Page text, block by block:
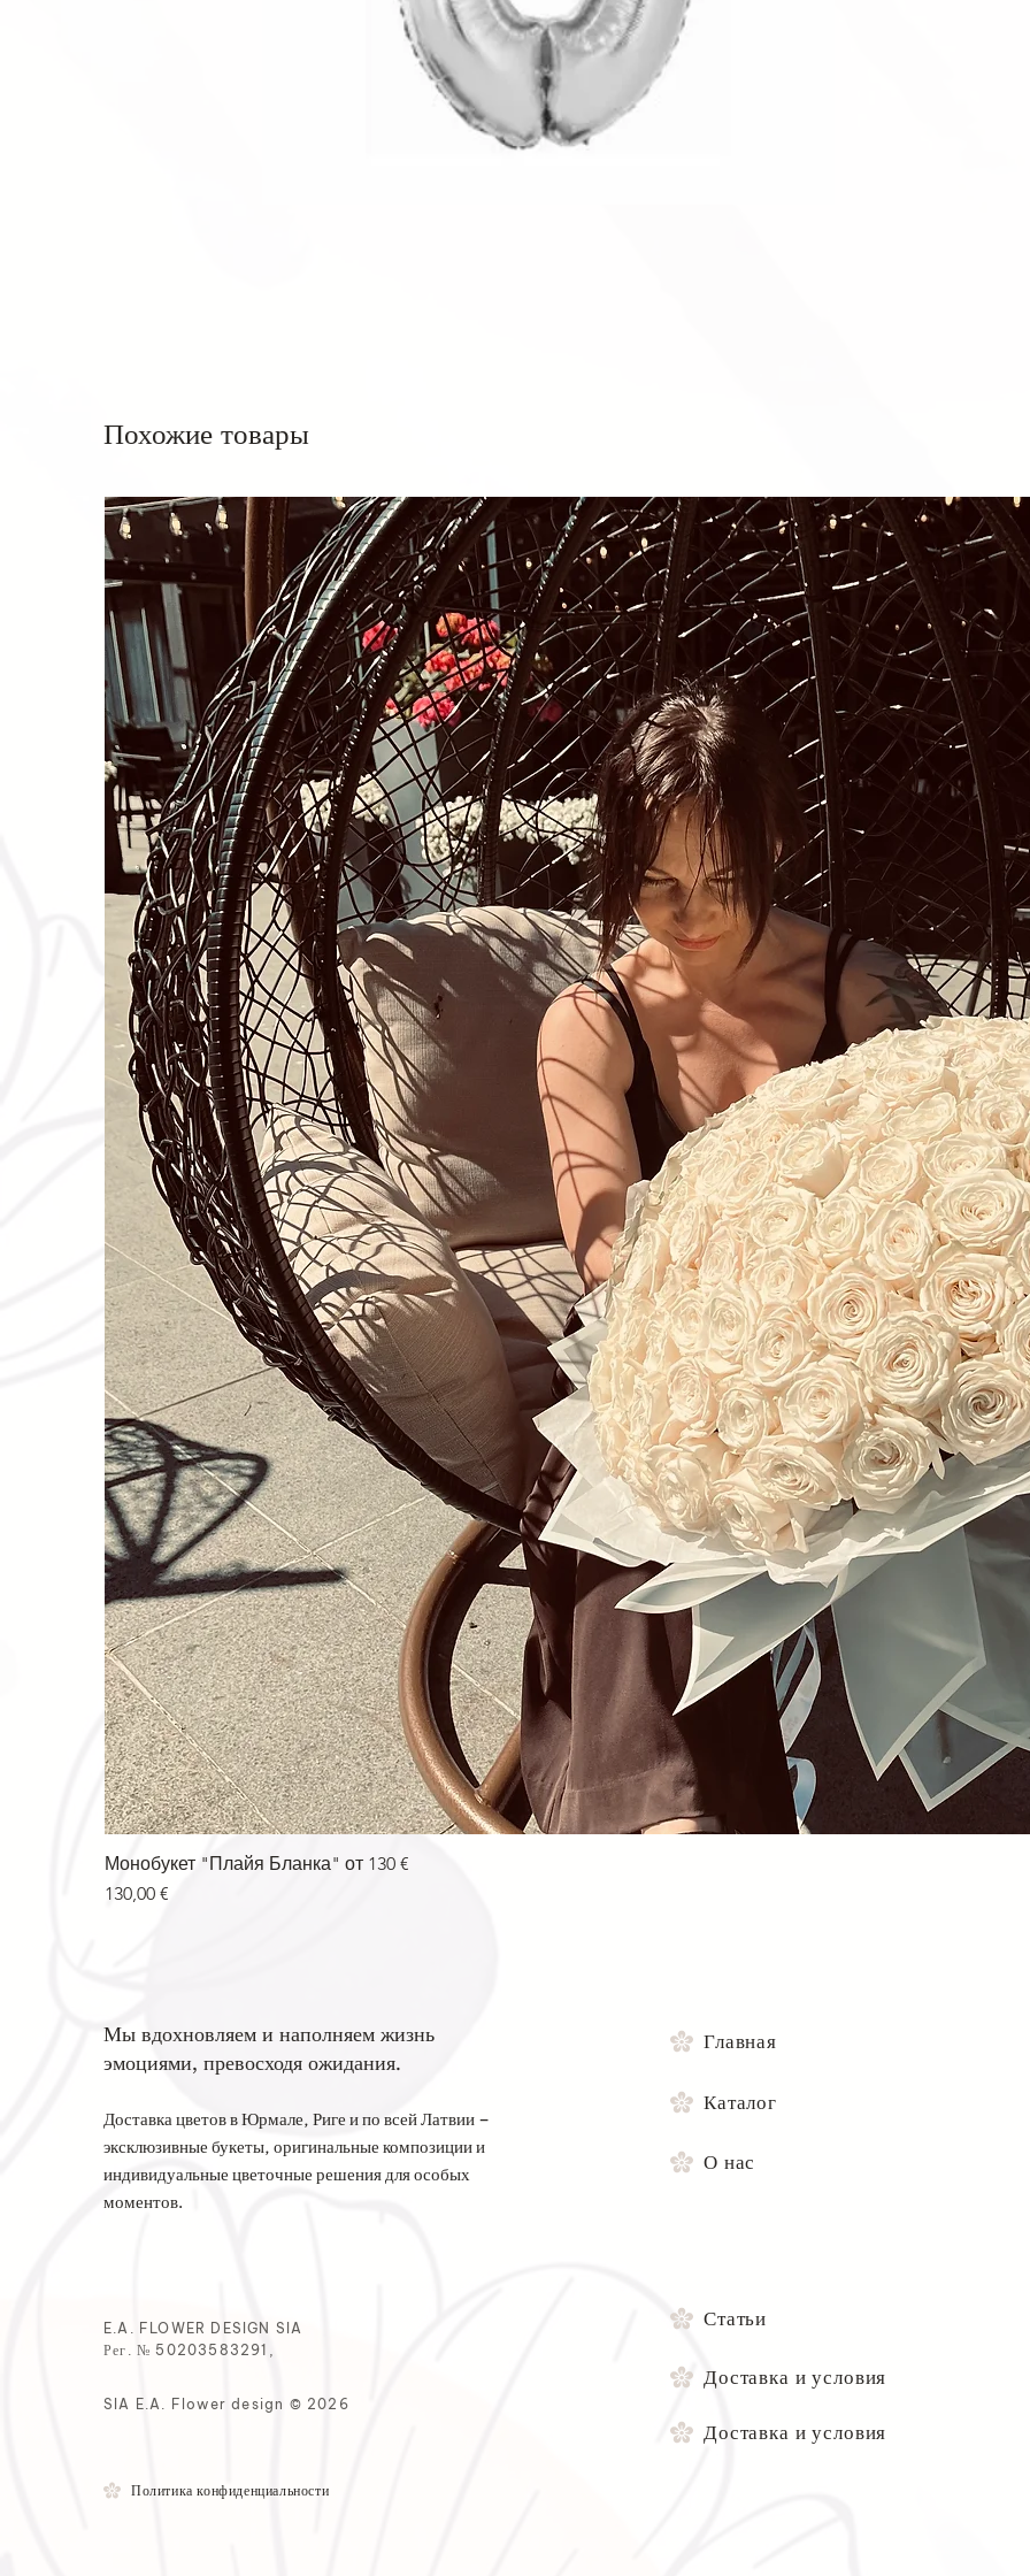
Похожие товары
Монобукет "Плайя Бланка" от 130 €
Цена
130,00 €
Мы вдохновляем и наполняем жизнь
эмоциями, превосходя ожидания.
Доставка цветов в Юрмале, Риге и по всей Латвии –
эксклюзивные букеты, оригинальные композиции и
индивидуальные цветочные решения для особых
моментов.
E.A. FLOWER DESIGN SIA
Рег. № 50203583291,
SIA E.A. Flower design © 2026
Политика конфиденциальности
Главная
Каталог
О нас
Статьи
Доставка и условия
Доставка и условия